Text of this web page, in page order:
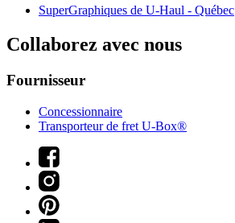
SuperGraphiques de U-Haul - Québec
Collaborez avec nous
Fournisseur
Concessionnaire
Transporteur de fret U-Box®